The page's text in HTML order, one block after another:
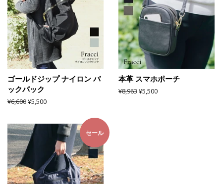
ゴールドジップ ナイロン バ
ックパック
通
格
¥6,600販
格
¥5,500
本革 スマホポーチ
通
¥8,963販
¥5,500
セール